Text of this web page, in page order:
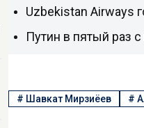
Uzbekistan Airways
Путин в пятый раз
# Шавкат Мирзиёев #